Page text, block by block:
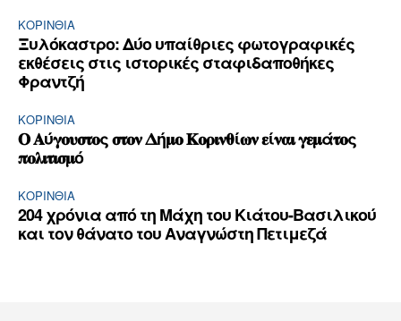
ΚΟΡΙΝΘΊΑ
Ξυλόκαστρο: Δύο υπαίθριες φωτογραφικές
εκθέσεις στις ιστορικές σταφιδαποθήκες
Φραντζή
ΚΟΡΙΝΘΊΑ
𝚶 𝚨ύ𝛄𝛐𝛖𝛔𝛕𝛐ς 𝛔𝛕𝛐𝛎 𝚫ή𝛍𝛐 𝚱𝛐𝛒𝛊𝛎𝛉ί𝛚𝛎 𝛆ί𝛎𝛂𝛊 𝛄𝛆𝛍ά𝛕𝛐ς
𝛑𝛐𝛌𝛊𝛕𝛊𝛔𝛍ό
ΚΟΡΙΝΘΊΑ
204 χρόνια από τη Μάχη του Κιάτου-Βασιλικού
και τον θάνατο του Αναγνώστη Πετιμεζά